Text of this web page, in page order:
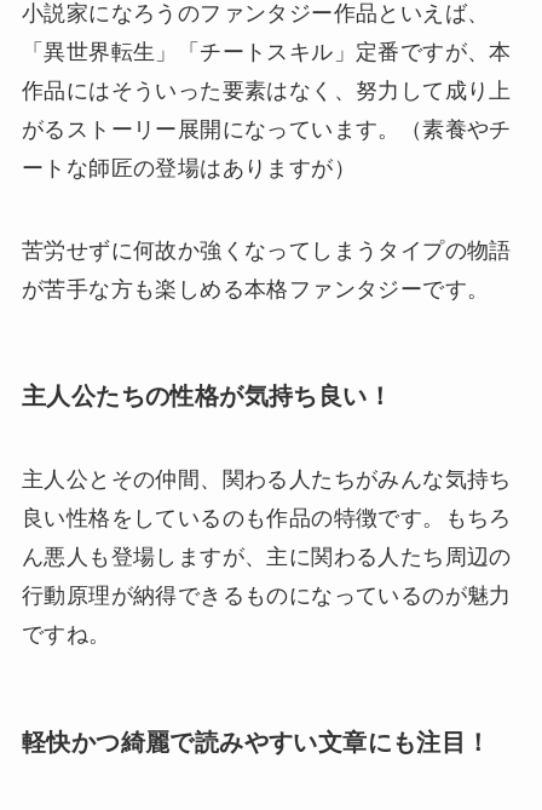
小説家になろうのファンタジー作品といえば、
「異世界転生」「チートスキル」定番ですが、本
作品にはそういった要素はなく、努力して成り上
がるストーリー展開になっています。（素養やチ
ートな師匠の登場はありますが）
苦労せずに何故か強くなってしまうタイプの物語
が苦手な方も楽しめる本格ファンタジーです。
主人公たちの性格が気持ち良い！
主人公とその仲間、関わる人たちがみんな気持ち
良い性格をしているのも作品の特徴です。もちろ
ん悪人も登場しますが、主に関わる人たち周辺の
行動原理が納得できるものになっているのが魅力
ですね。
軽快かつ綺麗で読みやすい文章にも注目！